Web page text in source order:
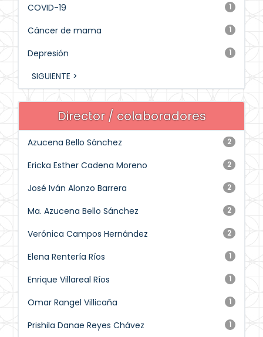
1
COVID-19
1
Cáncer de mama
1
Depresión
SIGUIENTE >
Director / colaboradores
2
Azucena Bello Sánchez
2
Ericka Esther Cadena Moreno
2
José Iván Alonzo Barrera
2
Ma. Azucena Bello Sánchez
2
Verónica Campos Hernández
1
Elena Rentería Ríos
1
Enrique Villareal Ríos
1
Omar Rangel Villicaña
1
Prishila Danae Reyes Chávez